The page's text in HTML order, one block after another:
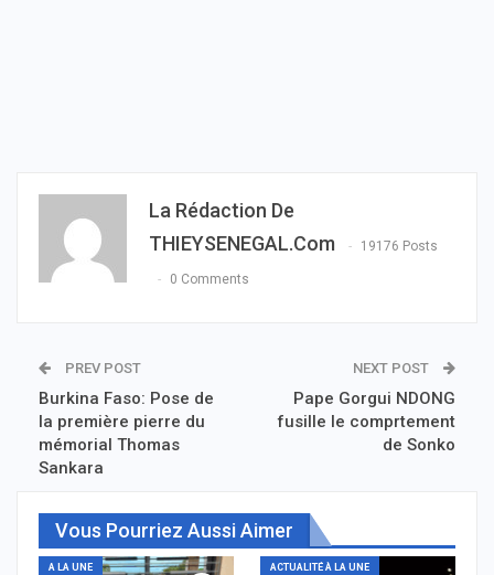
La Rédaction De
THIEYSENEGAL.com
19176 Posts
0 Comments
PREV POST
Burkina Faso: Pose de
la première pierre du
mémorial Thomas
Sankara
NEXT POST
Pape Gorgui NDONG
fusille le comprtement
de Sonko
Vous Pourriez Aussi Aimer
A LA UNE ACTUALITÉ À LA UNE